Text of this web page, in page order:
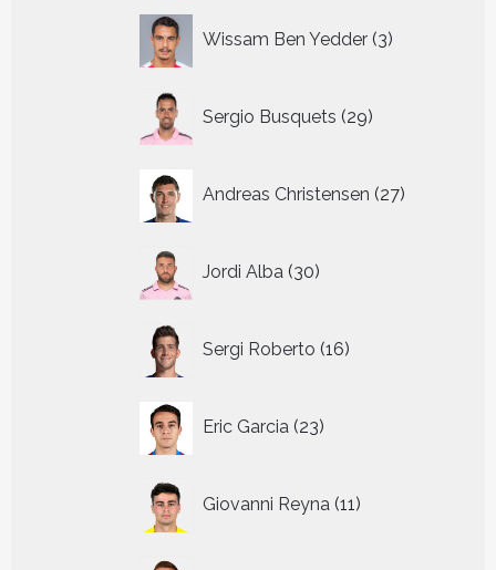
Wissam Ben Yedder 3
producten
Sergio Busquets 29
producten
Andreas Christensen 27
producten
Jordi Alba 30
producten
Sergi Roberto 16
producten
Eric Garcia 23
producten
Giovanni Reyna 11
producten